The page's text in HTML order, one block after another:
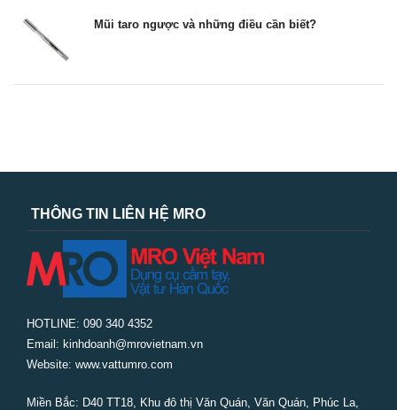
Mũi taro ngược và những điều cần biết?
THÔNG TIN LIÊN HỆ MRO
HOTLINE: 090 340 4352
Email: kinhdoanh@mrovietnam.vn
Website: www.vattumro.com
Miền Bắc: D40 TT18, Khu đô thị Văn Quán, Văn Quán, Phúc La,